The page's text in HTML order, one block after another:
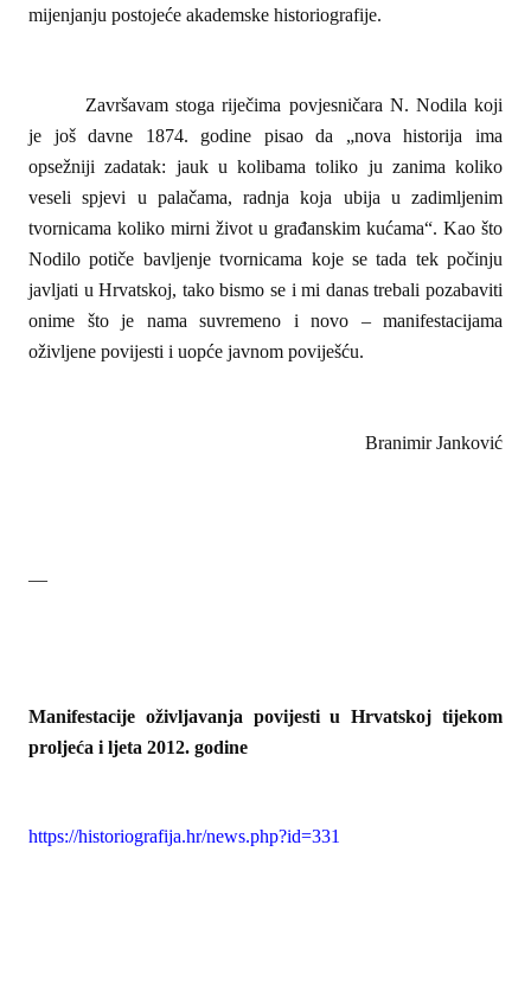
mijenjanju postojeće akademske historiografije.
Završavam stoga riječima povjesničara N. Nodila koji
je još davne 1874. godine pisao da „nova historija ima
opsežniji zadatak: jauk u kolibama toliko ju zanima koliko
veseli spjevi u palačama, radnja koja ubija u zadimljenim
tvornicama koliko mirni život u građanskim kućama“. Kao što
Nodilo potiče bavljenje tvornicama koje se tada tek počinju
javljati u Hrvatskoj, tako bismo se i mi danas trebali pozabaviti
onime što je nama suvremeno i novo – manifestacijama
oživljene povijesti i uopće javnom poviješću.
Branimir Janković
—
Manifestacije oživljavanja povijesti u Hrvatskoj tijekom
proljeća i ljeta 2012. godine
https://historiografija.hr/news.php?id=331